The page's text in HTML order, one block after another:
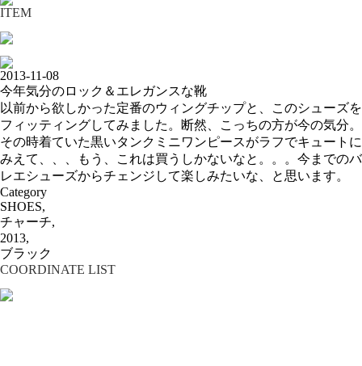
ITEM
2013-11-08
今年気分のロック＆エレガンスな靴
以前から欲しかった定番のウィングチップと、このシューズを
フィッティングしてみました。断然、こっちの方が今の気分。
その時着ていた黒いタンクミニワンピースがラフでキュートに
みえて、、、もう、これは買うしかないなと。。。今までのバ
レエシューズからチェンジして楽しみたいな、と思います。
Category
SHOES,
チャーチ,
2013,
ブラック
COORDINATE LIST